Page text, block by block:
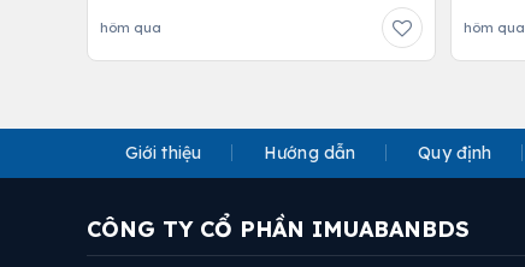
hôm qua hôm qua
Giới thiệu Hướng dẫn Quy định
CÔNG TY CỔ PHẦN IMUABANBDS